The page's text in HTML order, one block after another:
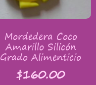
Mordedera Coco
Amarillo Silicón
Grado Alimenticio
$160.00